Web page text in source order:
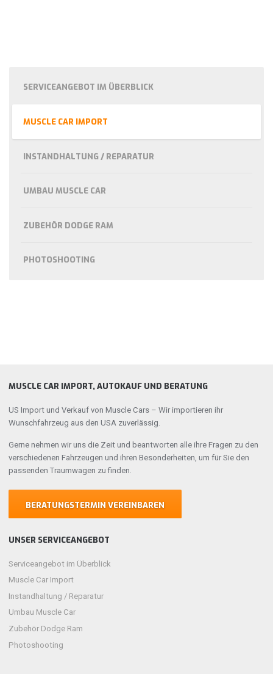
SERVICEANGEBOT IM ÜBERBLICK
MUSCLE CAR IMPORT
INSTANDHALTUNG / REPARATUR
UMBAU MUSCLE CAR
ZUBEHÖR DODGE RAM
PHOTOSHOOTING
MUSCLE CAR IMPORT, AUTOKAUF UND BERATUNG
US Import und Verkauf von Muscle Cars – Wir importieren ihr
Wunschfahrzeug aus den USA zuverlässig.
Gerne nehmen wir uns die Zeit und beantworten alle ihre Fragen zu den
verschiedenen Fahrzeugen und ihren Besonderheiten, um für Sie den
passenden Traumwagen zu finden.
BERATUNGSTERMIN VEREINBAREN
UNSER SERVICEANGEBOT
Serviceangebot im Überblick
Muscle Car Import
Instandhaltung / Reparatur
Umbau Muscle Car
Zubehör Dodge Ram
Photoshooting